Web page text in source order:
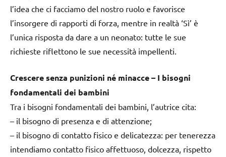
l’idea che ci facciamo del nostro ruolo e favorisce
l’insorgere di rapporti di forza, mentre in realtà ‘Sì’ è
l’unica risposta da dare a un neonato: tutte le sue
richieste riflettono le sue necessità impellenti.
Crescere senza punizioni né minacce – I bisogni
fondamentali dei bambini
Tra i bisogni fondamentali dei bambini, l’autrice cita:
– il bisogno di presenza e di attenzione;
– il bisogno di contatto fisico e delicatezza: per tenerezza
intendiamo contatto fisico affettuoso, dolcezza, rispetto